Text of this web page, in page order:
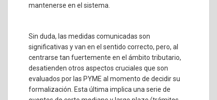
mantenerse en el sistema.
Sin duda, las medidas comunicadas son
significativas y van en el sentido correcto, pero, al
centrarse tan fuertemente en el ámbito tributario,
desatienden otros aspectos cruciales que son
evaluados por las PYME al momento de decidir su
formalización. Esta última implica una serie de